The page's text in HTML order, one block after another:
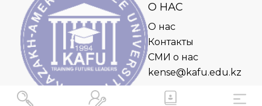
О НАС
О нас
Контакты
СМИ о нас
kense@kafu.edu.kz